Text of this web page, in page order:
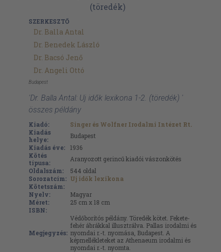
SZERKESZTŐ
Dr. Balla Antal
Dr. Benedek László
Dr. Bacsó Jenő
Dr. Angeli Ottó
Budapest
'Dr. Balla Antal: Uj idők lexikona 1-2. (töredék) '
összes példány
Kiadó:
Singer és Wolfner Irodalmi Intézet Rt.
Kiadás
helye:
Budapest
Kiadás éve:
1936
Kötés
típusa:
Aranyozott gerincű kiadói vászonkötés
Oldalszám:
544 oldal
Sorozatcím: Uj idők lexikona
Kötetszám:
Nyelv:
Magyar
Méret:
25 cm x 18 cm
ISBN:
Megjegyzés:
Védőborítós példány. Töredék kötet. Fekete-
fehér ábrákkal illusztrálva. Pallas irodalmi és
nyomdai r.-t. nyomása, Budapest. A
képmellékleteket az Athenaeum irodalmi és
nyomdai r.-t. nyomta.